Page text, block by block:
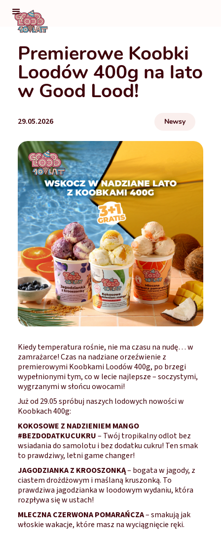
Premierowe Koobki
Loodów 400g na lato
w Good Lood!
29.05.2026 Newsy
Kiedy temperatura rośnie, nie ma czasu na nudę… w
zamrażarce! Czas na nadziane orzeźwienie z
premierowymi Koobkami Loodów 400g, po brzegi
wypełnionymi tym, co w lecie najlepsze – soczystymi,
wygrzanymi w słońcu owocami!
Już od 29.05 spróbuj naszych lodowych nowości w
Koobkach 400g:
KOKOSOWE Z NADZIENIEM MANGO
#BEZDODATKUCUKRU– Twój tropikalny odlot bez
wsiadania do samolotu i bez dodatku cukru! Ten smak
to prawdziwy, letni game changer!
JAGODZIANKA Z KROOSZONKĄ– bogata w jagody, z
ciastem drożdżowym i maślaną kruszonką. To
prawdziwa jagodzianka w loodowym wydaniu, która
rozpływa się w ustach!
MLECZNA CZERWONA POMARAŃCZA– smakują jak
włoskie wakacje, które masz na wyciągnięcie ręki.